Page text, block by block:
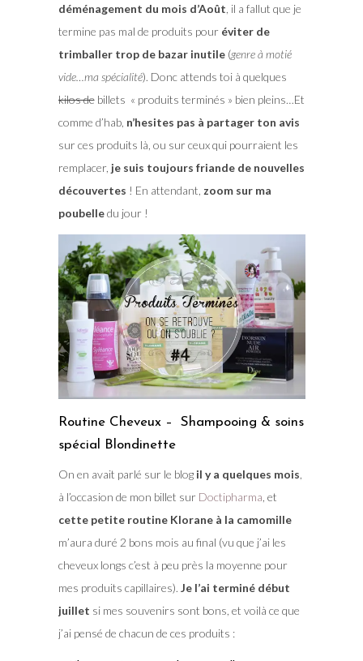
déménagement du mois d’Août , il a fallut que je
termine pas mal de produits pour éviter de
trimballer trop de bazar inutile(genre à motié
vide…ma spécialité). Donc attends toi à quelques
kilos debillets « produits terminés » bien pleins…Et
comme d’hab, n’hesites pas à partager ton avis
sur ces produits là, ou sur ceux qui pourraient les
remplacer, je suis toujours friande de nouvelles
découvertes ! En attendant, zoom sur ma
poubelledu jour !
Routine Cheveux – Shampooing & soins
spécial Blondinette
On en avait parlé sur le blog il y a quelques mois
à l’occasion de mon billet sur Doctipharma , et
cette petite routine Klorane à la camomille
m’aura duré 2 bons mois au final (vu que j’ai les
cheveux longs c’est à peu près la moyenne pour
mes produits capillaires). Je l’ai terminé début
juillet si mes souvenirs sont bons, et voilà ce que
j’ai pensé de chacun de ces produits :